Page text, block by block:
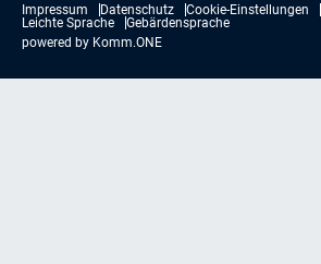
Impressum Datenschutz Cookie-Einstellungen
Leichte Sprache
Gebärdensprache
powered by Komm.ONE